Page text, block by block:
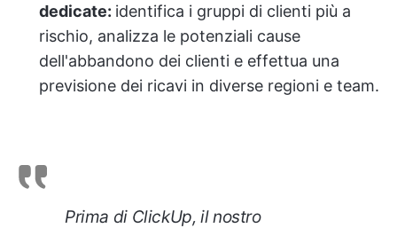
dedicate: identifica i gruppi di clienti più a
rischio, analizza le potenziali cause
dell'abbandono dei clienti e effettua una
previsione dei ricavi in diverse regioni e team.
Prima di ClickUp, il nostro